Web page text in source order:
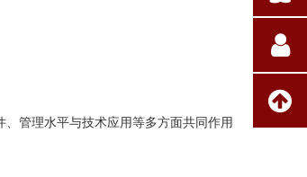
管理水平与技术应用等多方面共同作用